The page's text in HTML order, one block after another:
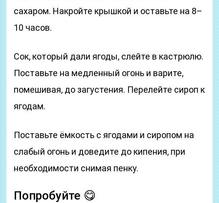
сахаром. Накройте крышкой и оставьте на 8–
10 часов.
Сок, который дали ягоды, слейте в кастрюлю.
Поставьте на медленный огонь и варите,
помешивая, до загустения. Перелейте сироп к
ягодам.
Поставьте ёмкость с ягодами и сиропом на
слабый огонь и доведите до кипения, при
необходимости снимая пенку.
Попробуйте 😋